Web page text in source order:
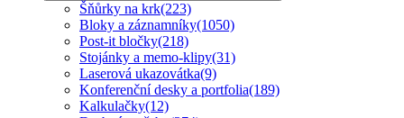
Šňůrky na krk(223)
Bloky a záznamníky(1050)
Post-it bločky(218)
Stojánky a memo-klipy(31)
Laserová ukazovátka(9)
Konferenční desky a portfolia(189)
Kalkulačky(12)